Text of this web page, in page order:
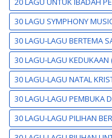
30 LAGU SYMPHONY
30 LAGU-LAGU BERTEMA
30 LAGU-LAGU
30 LAGU-LAGU NATAL
30 LAGU-LAGU PEMBUKA
30 LAGU-LAGU PILIHAN